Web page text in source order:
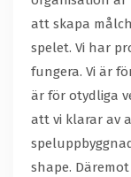
att skapa
spelet. Vi har
fungera. Vi är
är för otydliga
att vi klarar av
shape.